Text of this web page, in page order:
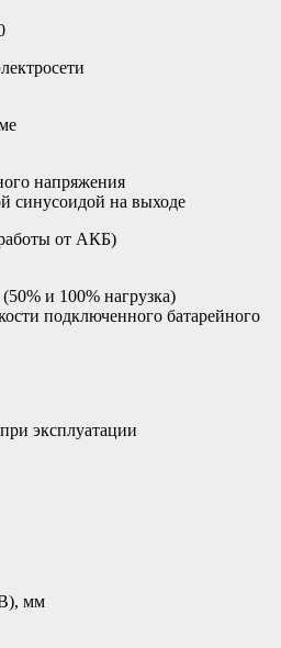
напряжения
синусоидой на выходе
от АКБ)
и 100% нагрузка)
подключенного батарейного
эксплуатации
мм